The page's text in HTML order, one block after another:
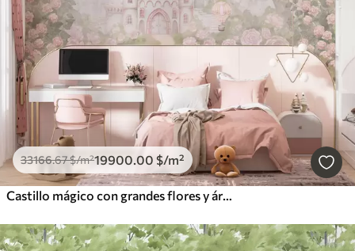
33166.67$/m²19900.00 $/m²
Castillo mágico con grandes flores y árboles